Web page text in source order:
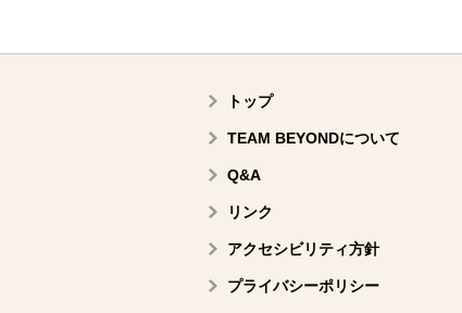
トップ
TEAM BEYONDについて
Q&A
リンク
アクセシビリティ方針
プライバシーポリシー